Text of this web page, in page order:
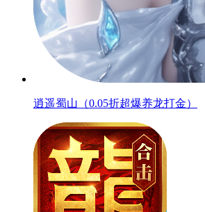
逍遥蜀山（0.05折超爆养龙打金）